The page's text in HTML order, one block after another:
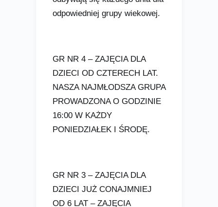
odpowiedniej grupy wiekowej.
GR NR 4 – ZAJĘCIA DLA
DZIECI OD CZTERECH LAT.
NASZA NAJMŁODSZA GRUPA
PROWADZONA O GODZINIE
16:00 W KAŻDY
PONIEDZIAŁEK I ŚRODĘ.
GR NR 3 – ZAJĘCIA DLA
DZIECI JUŻ CONAJMNIEJ
OD 6 LAT – ZAJĘCIA